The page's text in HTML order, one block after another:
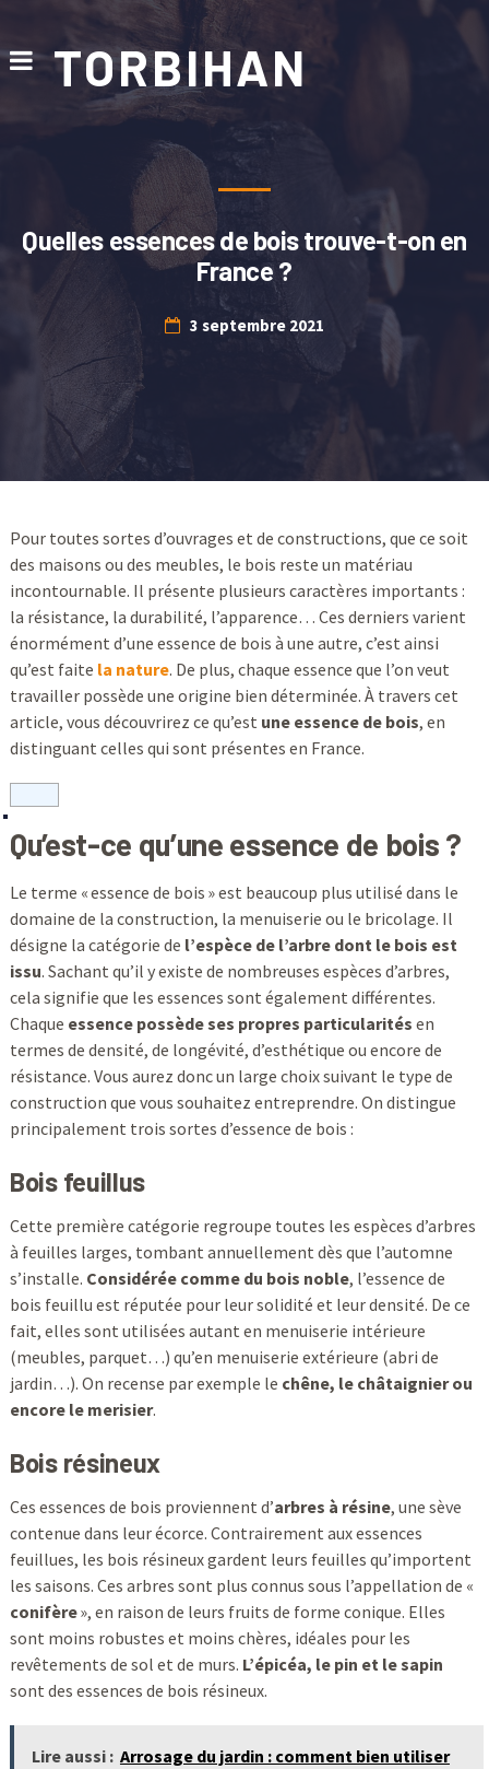
TORBIHAN
Quelles essences de bois trouve-t-on en
France ?
3 septembre 2021
Pour toutes sortes d’ouvrages et de constructions, que ce soit
des maisons ou des meubles, le bois reste un matériau
incontournable. Il présente plusieurs caractères importants :
la résistance, la durabilité, l’apparence… Ces derniers varient
énormément d’une essence de bois à une autre, c’est ainsi
qu’est faite la nature. De plus, chaque essence que l’on veut
travailler possède une origine bien déterminée. À travers cet
article, vous découvrirez ce qu’est une essence de bois, en
distinguant celles qui sont présentes en France.
Qu’est-ce qu’une essence de bois ?
Le terme « essence de bois » est beaucoup plus utilisé dans le
domaine de la construction, la menuiserie ou le bricolage. Il
désigne la catégorie de l’espèce de l’arbre dont le bois est
issu. Sachant qu’il y existe de nombreuses espèces d’arbres,
cela signifie que les essences sont également différentes.
Chaque essence possède ses propres particularités en
termes de densité, de longévité, d’esthétique ou encore de
résistance. Vous aurez donc un large choix suivant le type de
construction que vous souhaitez entreprendre. On distingue
principalement trois sortes d’essence de bois :
Bois feuillus
Cette première catégorie regroupe toutes les espèces d’arbres
à feuilles larges, tombant annuellement dès que l’automne
s’installe. Considérée comme du bois noble, l’essence de
bois feuillu est réputée pour leur solidité et leur densité. De ce
fait, elles sont utilisées autant en menuiserie intérieure
(meubles, parquet…) qu’en menuiserie extérieure (abri de
jardin…). On recense par exemple le chêne, le châtaignier ou
encore le merisier.
Bois résineux
Ces essences de bois proviennent d’arbres à résine, une sève
contenue dans leur écorce. Contrairement aux essences
feuillues, les bois résineux gardent leurs feuilles qu’importent
les saisons. Ces arbres sont plus connus sous l’appellation de «
conifère», en raison de leurs fruits de forme conique. Elles
sont moins robustes et moins chères, idéales pour les
revêtements de sol et de murs. L’épicéa, le pin et le sapin
sont des essences de bois résineux.
Lire aussi : Arrosage du jardin : comment bien utiliser